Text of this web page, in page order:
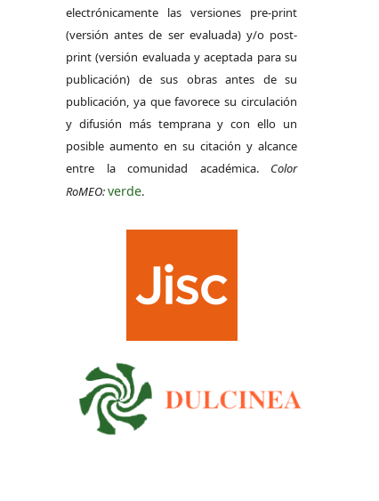
electrónicamente las versiones pre-print
(versión antes de ser evaluada) y/o post-
print (versión evaluada y aceptada para su
publicación) de sus obras antes de su
publicación, ya que favorece su circulación
y difusión más temprana y con ello un
posible aumento en su citación y alcance
entre la comunidad académica. Color
RoMEO:verde.